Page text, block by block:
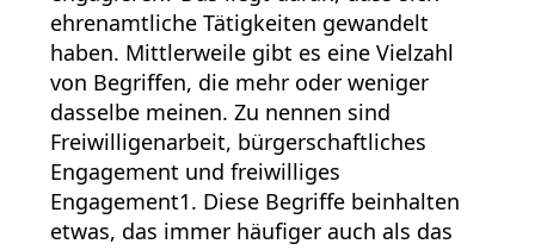
ehrenamtliche Tätigkeiten gewandelt
haben. Mittlerweile gibt es eine Vielzahl
von Begriffen, die mehr oder weniger
dasselbe meinen. Zu nennen sind
Freiwilligenarbeit, bürgerschaftliches
Engagement und freiwilliges
Engagement1. Diese Begriffe beinhalten
etwas, das immer häufiger auch als das